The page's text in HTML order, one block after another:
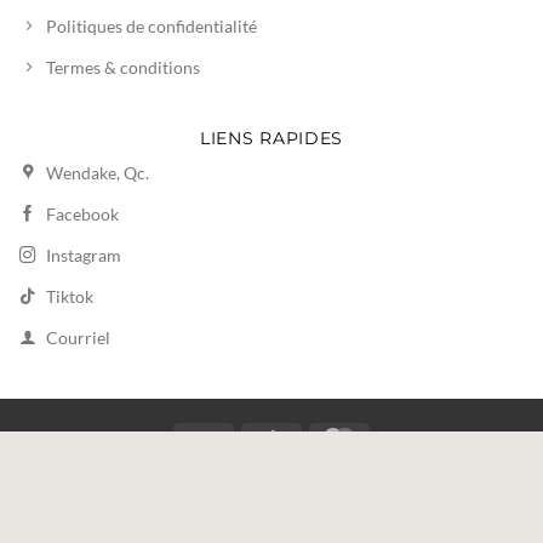
Politiques de confidentialité
Termes & conditions
LIENS RAPIDES
Wendake, Qc.
Facebook
Instagram
Tiktok
Courriel
Visa Stripe MasterCard